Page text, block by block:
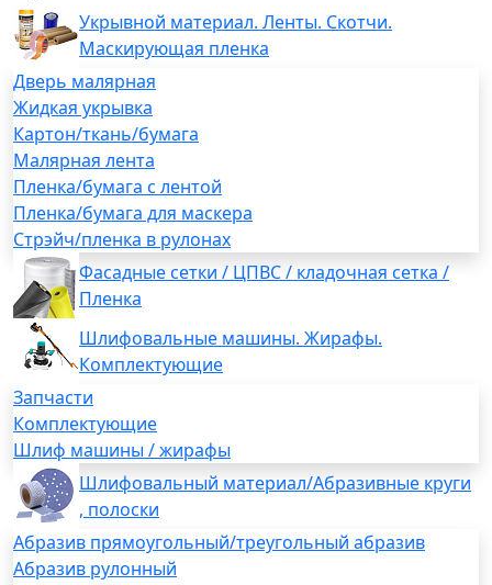
Укрывной материал. Ленты. Скотчи.
Маскирующая пленка
Дверь малярная
Жидкая укрывка
Картон/ткань/бумага
Малярная лента
Пленка/бумага с лентой
Пленка/бумага для маскера
Стрэйч/пленка в рулонах
Фасадные сетки / ЦПВС / кладочная сетка /
Пленка
Шлифовальные машины. Жирафы.
Комплектующие
Запчасти
Комплектующие
Шлиф машины / жирафы
Шлифовальный материал/Абразивные круги
, полоски
Абразив прямоугольный/треугольный абразив
Абразив рулонный